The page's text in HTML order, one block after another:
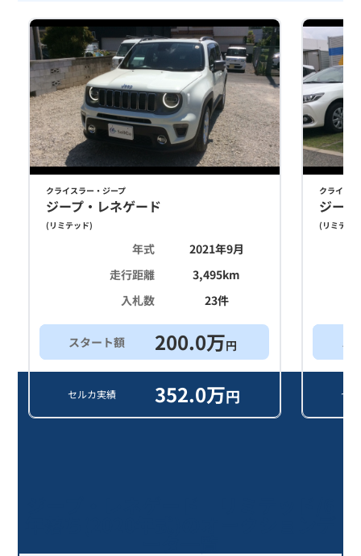
クライスラー・ジープ
ジープ・レネゲード
( リミテッド)
年式
2021年9月
走行距離
3,495km
入札数
23件
スタート額 200.0万円
セルカ実績 352.0万円
クライス
ジー
( リミテッ
セ